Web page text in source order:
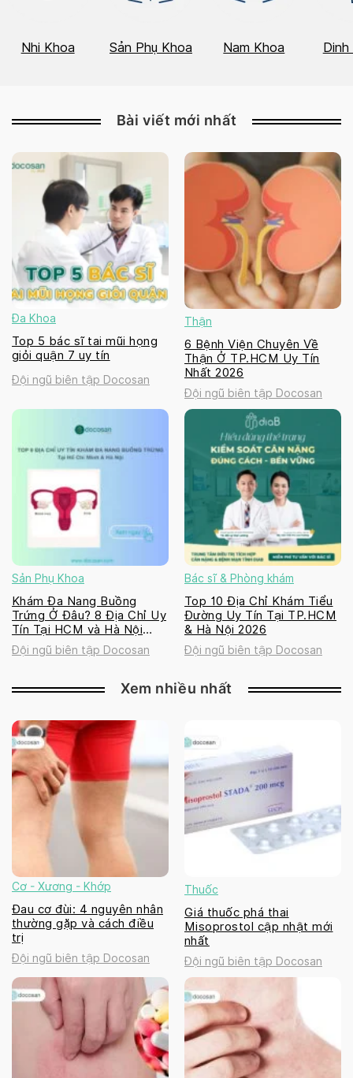
Nhi Khoa Sản Phụ Khoa Nam Khoa Dinh
Bài viết mới nhất
Đa Khoa
Top 5 bác sĩ tai mũi họng
giỏi quận 7 uy tín
Đội ngũ biên tập Docosan
Thận
6 Bệnh Viện Chuyên Về
Thận Ở TP.HCM Uy Tín
Nhất 2026
Đội ngũ biên tập Docosan
Sản Phụ Khoa
Khám Đa Nang Buồng
Trứng Ở Đâu? 8 Địa Chỉ Uy
Tín Tại HCM và Hà Nội
2026
Đội ngũ biên tập Docosan
Bác sĩ & Phòng khám
Top 10 Địa Chỉ Khám Tiểu
Đường Uy Tín Tại TP.HCM
& Hà Nội 2026
Đội ngũ biên tập Docosan
Xem nhiều nhất
Cơ - Xương - Khớp
Đau cơ đùi: 4 nguyên nhân
thường gặp và cách điều
trị
Đội ngũ biên tập Docosan
Thuốc
Giá thuốc phá thai
Misoprostol cập nhật mới
nhất
Đội ngũ biên tập Docosan